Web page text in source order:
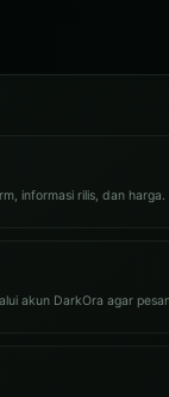
informasi rilis, dan harga.
akun DarkOra agar